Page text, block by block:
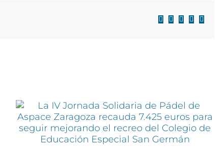
Facebook
X LinkedIn
WhatsApp
Correo